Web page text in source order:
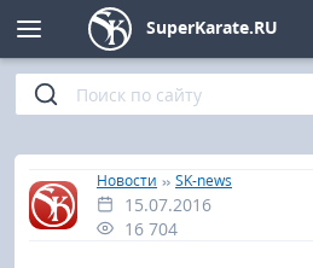
SuperKarate.RU
Главная
»
Новости » SK-news
15.07.2016
16 704
Киокушинкай
Кёкусин (IFK)
Шинкиокушинкай
Фото
Видео
Интервью
Статьи
Уроки каратэ
Файлы
Библиотека